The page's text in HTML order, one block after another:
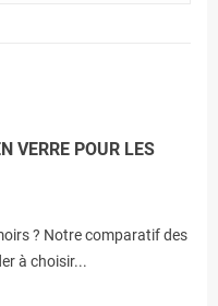
VERRE POUR LES
? Notre comparatif des
à choisir...